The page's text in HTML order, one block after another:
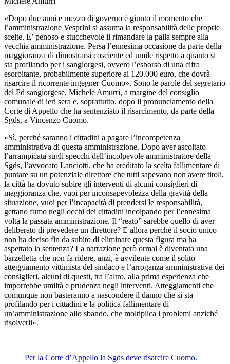
«Dopo due anni e mezzo di governo è giunto il momento che
l’amministrazione Vesprini si assuma la responsabilità delle proprie
scelte. E’ penoso e stucchevole il rimandare la palla sempre alla
vecchia amministrazione. Persa l’ennesima occasione da parte della
maggioranza di dimostrarsi cosciente ed umile rispetto a quanto si
sta profilando per i sangiorgesi, ovvero l’esborso di una cifra
esorbitante, probabilmente superiore ai 120.000 euro, che dovrà
risarcire il ricorrente ingegner Cuomo». Sono le parole del segretario
del Pd sangiorgese, Michele Amurri, a margine del consiglio
comunale di ieri sera e, soprattutto, dopo il pronunciamento della
Corte di Appello che ha sentenziato il risarcimento, da parte della
Sgds, a Vincenzo Cuomo.
«Sì, perché saranno i cittadini a pagare l’incompetenza
amministrativa di questa amministrazione. Dopo aver ascoltato
l’arrampicata sugli specchi dell’incolpevole amministratore della
Sgds, l’avvocato Lanciotti, che ha ereditato la scelta fallimentare di
puntare su un potenziale direttore che tutti sapevano non avere titoli,
la città ha dovuto subire gli interventi di alcuni consiglieri di
maggioranza che, vuoi per inconsapevolezza della gravità della
situazione, vuoi per l’incapacità di prendersi le responsabilità,
gettano fumo negli occhi dei cittadini incolpando per l’ennesima
volta la passata amministrazione. Il “reato” sarebbe quello di aver
deliberato di prevedere un direttore? E allora perché il socio unico
non ha deciso fin da subito di eliminare questa figura ma ha
aspettato la sentenza? La narrazione però ormai è diventata una
barzelletta che non fa ridere, anzi, è avvilente come il solito
atteggiamento vittimista del sindaco e l’arroganza amministrativa dei
consiglieri, alcuni di questi, tra l’altro, alla prima esperienza che
imporrebbe umiltà e prudenza negli interventi. Atteggiamenti che
comunque non basteranno a nascondere il danno che si sta
profilando per i cittadini e la politica fallimentare di
un’amministrazione allo sbando, che moltiplica i problemi anziché
risolverli».
Per la Corte d’Appello la Sgds deve risarcire Cuomo.